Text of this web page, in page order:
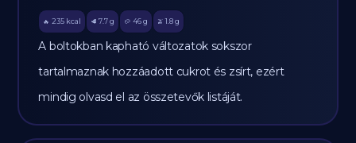
🔥 235 kcal 🥩 7.7 g 🥔 46g 🫒 1.8 g
A boltokban kapható változatok sokszor
tartalmaznak hozzáadott cukrot és zsírt, ezért
mindig olvasd el az összetevők listáját.